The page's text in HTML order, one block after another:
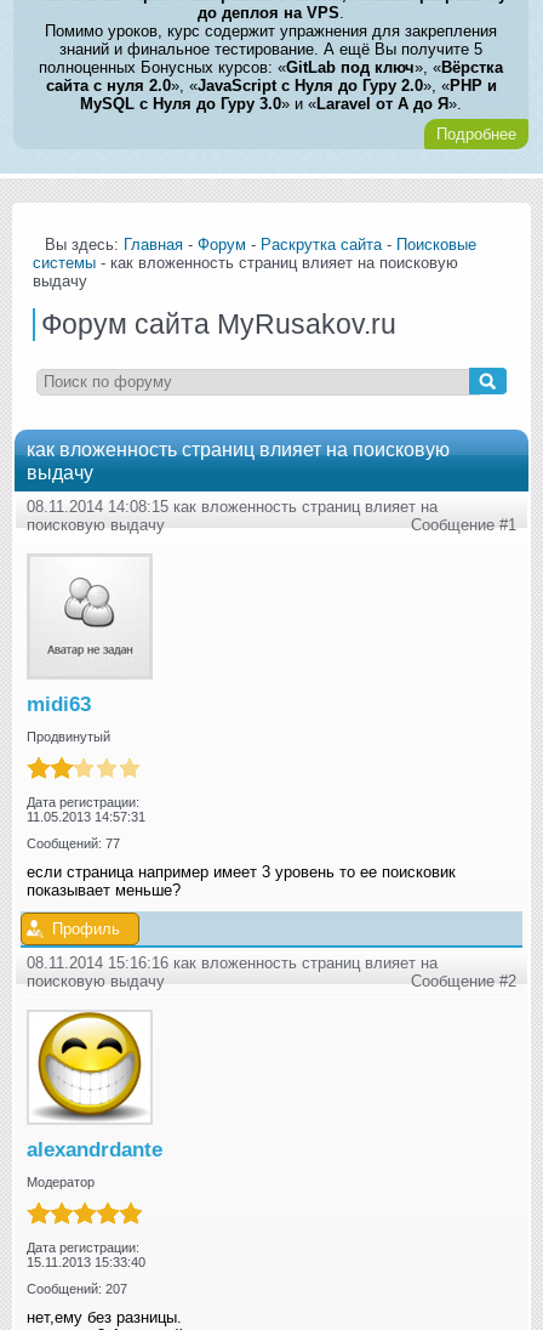
до деплоя на VPS.
Помимо уроков, курс содержит упражнения для закрепления
знаний и финальное тестирование. А ещё Вы получите 5
полноценных Бонусных курсов: «GitLab под ключ», «Вёрстка
сайта с нуля 2.0», «JavaScript с Нуля до Гуру 2.0», «PHP и
MySQL с Нуля до Гуру 3.0» и «Laravel от А до Я».
Подробнее
Вы здесь: Главная - Форум - Раскрутка сайта- Поисковые
системы - как вложенность страниц влияет на поисковую
выдачу
Форум сайта MyRusakov.ru
как вложенность страниц влияет на поисковую
выдачу
08.11.2014 14:08:15 как вложенность страниц влияет на
поисковую выдачу
Сообщение #1
midi63
Продвинутый
Дата регистрации:
11.05.2013 14:57:31
Сообщений: 77
если страница например имеет 3 уровень то ее поисковик
показывает меньше?
Профиль
08.11.2014 15:16:16 как вложенность страниц влияет на
поисковую выдачу
Сообщение #2
alexandrdante
Модератор
Дата регистрации:
15.11.2013 15:33:40
Сообщений: 207
нет,ему без разницы.